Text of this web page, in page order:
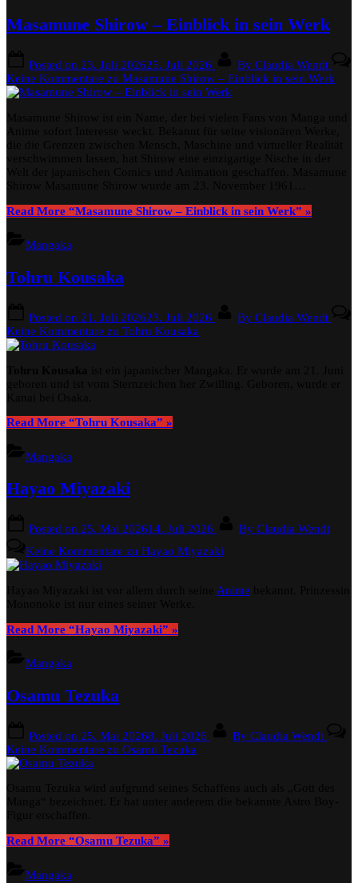
Masamune Shirow – Einblick in sein Werk
Posted on 23. Juli 202625. Juli 2026 By Claudia Wendt
Keine Kommentare zu Masamune Shirow – Einblick in sein Werk
Read More “Masamune Shirow – Einblick in sein Werk” »
Mangaka
Tohru Kousaka
Posted on 21. Juli 202623. Juli 2026 By Claudia Wendt
Keine Kommentare zu Tohru Kousaka
Read More “Tohru Kousaka” »
Mangaka
Hayao Miyazaki
Posted on 25. Mai 202614. Juli 2026 By Claudia Wendt
Keine Kommentare zu Hayao Miyazaki
Anime
Read More “Hayao Miyazaki” »
Mangaka
Osamu Tezuka
Posted on 25. Mai 20268. Juli 2026 By Claudia Wendt
Keine Kommentare zu Osamu Tezuka
Read More “Osamu Tezuka” »
Mangaka